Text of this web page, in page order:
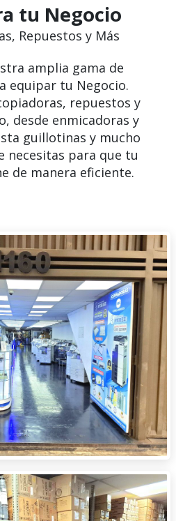
tu Negocio
Repuestos y Más
amplia gama de
equipar tu Negocio.
repuestos y
desde enmicadoras y
guillotinas y mucho
necesitas para que tu
de manera eficiente.